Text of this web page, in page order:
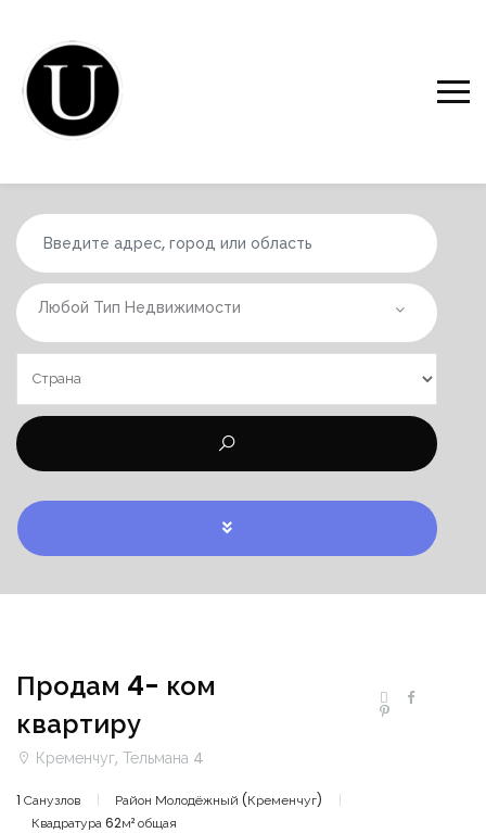
Любой Тип Недвижимости
Продам 4- ком
квартиру
Кременчуг, Тельмана 4
1 Санузлов
Район Молодёжный (Кременчуг)
Квадратура 62м² общая